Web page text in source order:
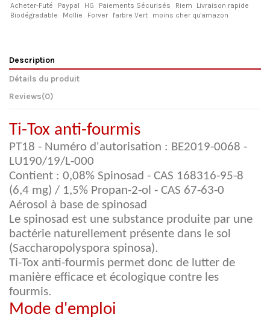
Acheter-Futé Paypal HG Paiements Sécurisés Riem
Livraison rapide
Biodégradable
Mollie Forver l'arbre Vert moins cher qu'amazon
Description
Détails du produit
Reviews(0)
Ti-Tox anti-fourmis
PT18 - Numéro d'autorisation : BE2019-0068 -
LU190/19/L-000
Contient : 0,08% Spinosad - CAS 168316-95-8
(6,4 mg) / 1,5% Propan-2-ol - CAS 67-63-0
Aérosol à base de spinosad
Le spinosad est une substance produite par une
bactérie naturellement présente dans le sol
(Saccharopolyspora spinosa).
Ti-Tox anti-fourmis permet donc de lutter de
manière efficace et écologique contre les
fourmis.
Mode d'emploi